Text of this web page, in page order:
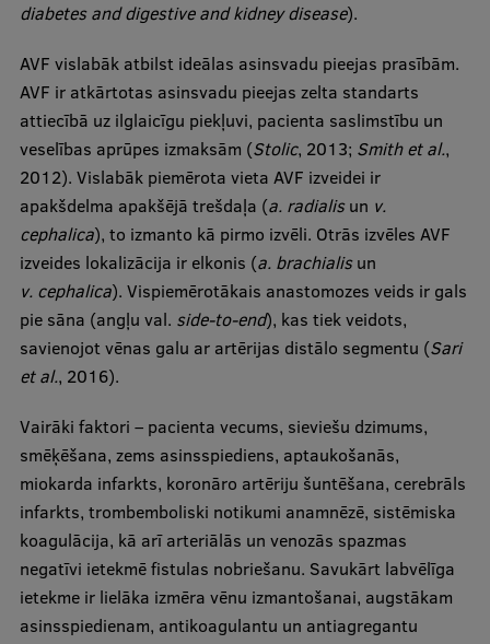
International projects
International partners
EURAXESS RSU contact point
Foreign delegation requests
EATRIS Coordinator in Latvia
diabetes and digestive and kidney disease).
AVF vislabāk atbilst ideālas asinsvadu pieejas prasībām.
AVF ir atkārtotas asinsvadu pieejas zelta standarts
attiecībā uz ilglaicīgu piekļuvi, pacienta saslimstību un
veselības aprūpes izmaksām (Stolic, 2013; Smith et al.,
2012). Vislabāk piemērota vieta AVF izveidei ir
apakšdelma apakšējā trešdaļa (a. radialisun v.
cephalica), to izmanto kā pirmo izvēli. Otrās izvēles AVF
izveides lokalizācija ir elkonis (a. brachialisun
v. cephalica). Vispiemērotākais anastomozes veids ir gals
pie sāna (angļu val. side-to-end), kas tiek veidots,
savienojot vēnas galu ar artērijas distālo segmentu (Sari
et al., 2016).
Vairāki faktori – pacienta vecums, sieviešu dzimums,
smēķēšana, zems asinsspiediens, aptaukošanās,
miokarda infarkts, koronāro artēriju šuntēšana, cerebrāls
infarkts, trombemboliski notikumi anamnēzē, sistēmiska
koagulācija, kā arī arteriālās un venozās spazmas
negatīvi ietekmē fistulas nobriešanu. Savukārt labvēlīga
ietekme ir lielāka izmēra vēnu izmantošanai, augstākam
asinsspiedienam, antikoagulantu un antiagregantu